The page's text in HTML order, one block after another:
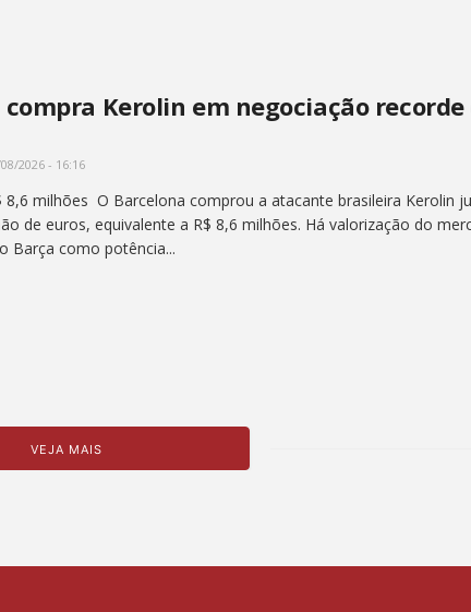
compra Kerolin em negociação
2026 - 16:16
8,6 milhões O Barcelona comprou a atacante brasileira Kerolin
de euros, equivalente a R$ 8,6 milhões. Há valorização do
Barça como potência...
VEJA MAIS